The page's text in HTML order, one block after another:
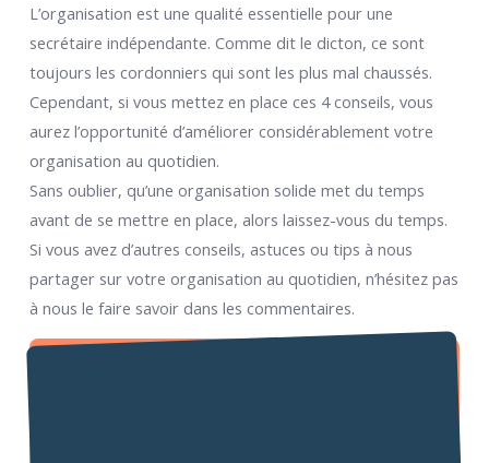
L’organisation est une qualité essentielle pour une
secrétaire indépendante. Comme dit le dicton, ce sont
toujours les cordonniers qui sont les plus mal chaussés.
Cependant, si vous mettez en place ces 4 conseils, vous
aurez l’opportunité d’améliorer considérablement votre
organisation au quotidien.
Sans oublier, qu’une organisation solide met du temps
avant de se mettre en place, alors laissez-vous du temps.
Si vous avez d’autres conseils, astuces ou tips à nous
partager sur votre organisation au quotidien, n’hésitez pas
à nous le faire savoir dans les commentaires.